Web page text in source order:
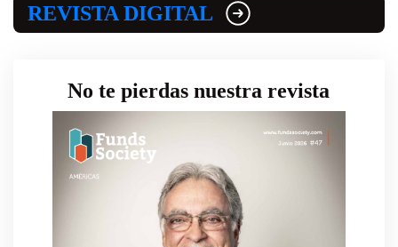
REVISTA DIGITAL
No te pierdas nuestra revista